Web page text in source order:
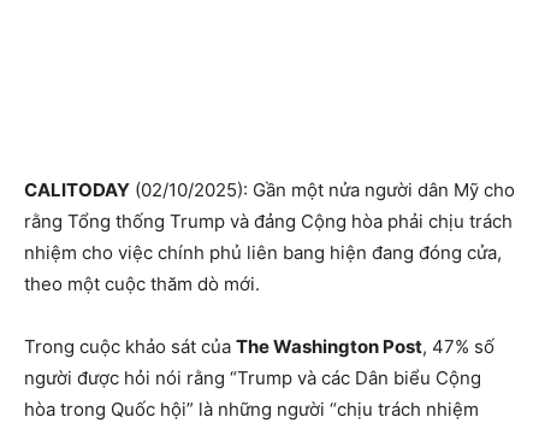
CALITODAY (02/10/2025): Gần một nửa người dân Mỹ cho
rằng Tổng thống Trump và đảng Cộng hòa phải chịu trách
nhiệm cho việc chính phủ liên bang hiện đang đóng cửa,
theo một cuộc thăm dò mới.
Trong cuộc khảo sát của The Washington Post, 47% số
người được hỏi nói rằng “Trump và các Dân biểu Cộng
hòa trong Quốc hội” là những người “chịu trách nhiệm